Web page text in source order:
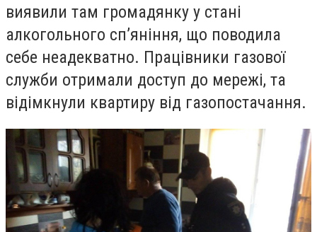
виявили там громадянку у стані
алкогольного сп’яніння, що поводила
себе неадекватно. Працівники газової
служби отримали доступ до мережі, та
відімкнули квартиру від газопостачання.